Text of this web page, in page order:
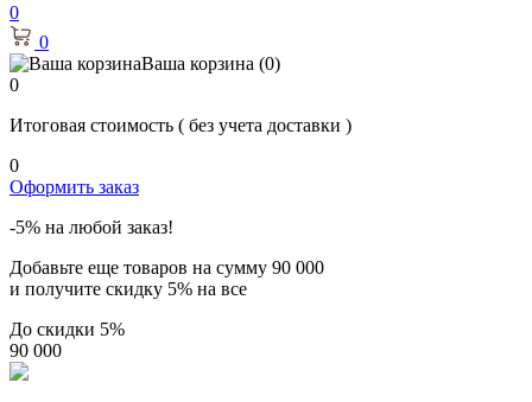
0
0
Ваша корзина (0)
0
Итоговая стоимость ( без учета доставки )
0
Оформить заказ
-5% на любой заказ!
Добавьте еще товаров на сумму 90 000
и получите скидку 5% на все
До скидки 5%
90 000